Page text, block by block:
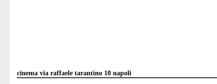
cinema via raffaele tarantino 10 napoli